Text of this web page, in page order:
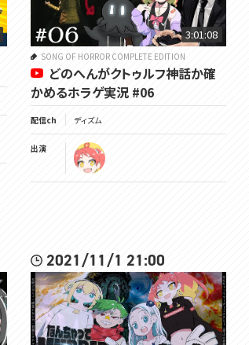
3:01:08
SONG OF HORROR COMPLETE EDITION
どのへんがクトゥルフ神話か確
かめるホラゲ実況 #06
配信ch ディズム
出演
2021/11/1 21:00